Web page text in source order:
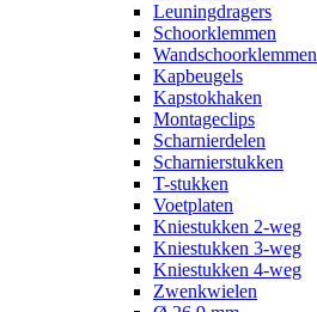
Leuningdragers
Schoorklemmen
Wandschoorklemmen
Kapbeugels
Kapstokhaken
Montageclips
Scharnierdelen
Scharnierstukken
T-stukken
Voetplaten
Kniestukken 2-weg
Kniestukken 3-weg
Kniestukken 4-weg
Zwenkwielen